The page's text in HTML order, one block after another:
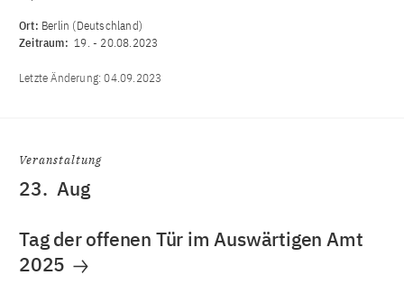
Ort: Berlin (Deutschland)
Zeitraum: 19. - 20.08.2023
Letzte Änderung:04.09.2023
Veranstaltung
23. Aug
Tag der offenen Tür im Auswärtigen Amt
2025